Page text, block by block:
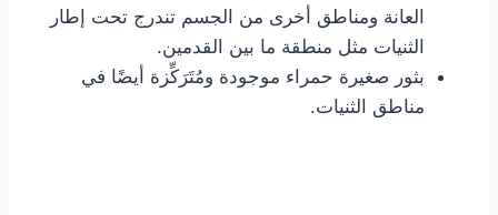
العانة ومناطق أخرى من الجسم تندرج تحت إطار
الثنيات مثل منطقة ما بين القدمين.
بثور صغيرة حمراء موجودة ومُتَرَكِّزة أيضًا في
مناطق الثنيات.